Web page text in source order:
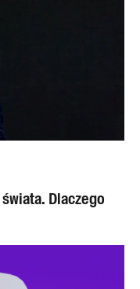
Dlaczego